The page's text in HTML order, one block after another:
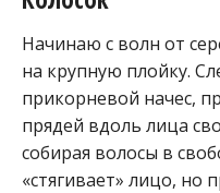
Начинаю с волн от
на крупную плойку.
прикорневой начес,
прядей вдоль лица
собирая волосы в
«стягивает» лицо, но